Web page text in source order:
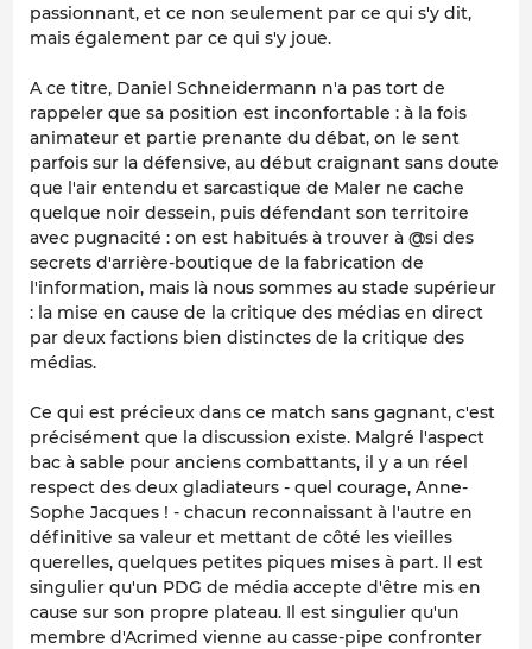
passionnant, et ce non seulement par ce qui s'y dit,
mais également par ce qui s'y joue.
A ce titre, Daniel Schneidermann n'a pas tort de
rappeler que sa position est inconfortable : à la fois
animateur et partie prenante du débat, on le sent
parfois sur la défensive, au début craignant sans doute
que l'air entendu et sarcastique de Maler ne cache
quelque noir dessein, puis défendant son territoire
avec pugnacité : on est habitués à trouver à @si des
secrets d'arrière-boutique de la fabrication de
l'information, mais là nous sommes au stade supérieur
: la mise en cause de la critique des médias en direct
par deux factions bien distinctes de la critique des
médias.
Ce qui est précieux dans ce match sans gagnant, c'est
précisément que la discussion existe. Malgré l'aspect
bac à sable pour anciens combattants, il y a un réel
respect des deux gladiateurs - quel courage, Anne-
Sophe Jacques ! - chacun reconnaissant à l'autre en
définitive sa valeur et mettant de côté les vieilles
querelles, quelques petites piques mises à part. Il est
singulier qu'un PDG de média accepte d'être mis en
cause sur son propre plateau. Il est singulier qu'un
membre d'Acrimed vienne au casse-pipe confronter